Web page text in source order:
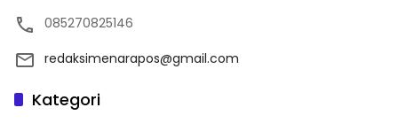
085270825146
redaksimenarapos@gmail.com
Kategori